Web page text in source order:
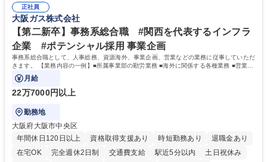
道路施設や道路工事現場の見学ツアー事業 ※入社後は上記いずれかの部門
へ配属。※業務内容変更の範囲：会社の定める業務 募集職種 【都庁グル
ープ】総合職（事務）◇残業月平均9時間未満／有給年平均16日取得
部門など多岐に渡る業務を経験できます。 ■様々なプロジェクト：駐車場
事業の他、新宿駅西口広場内に設置された照明を兼ねた広告「ブライトサ
イン」の管理運営を行うなど、事業収益を生み出す活動を積極的に行って
います。 学歴・資格 学歴：大学院 大学 高専 短大 専修学校 高校 語学力：
資格：
正社員
大阪ガス株式会社
【第二新卒】事務系総合職 #関西を代表するインフラ
企業 #ポテンシャル採用 事業企画
事務系総合職として、人事総務、資源海外、事業企画、営業などの業務に従事していただ
きます。 【業務内容の一例】■所属事業部の勤労業務 ■海外に関係する各種業務 ■営業部
門の企画スタッフ、ルート営業
月給
22万7000円以上
勤務地
大阪府大阪市中央区
年間休日120日以上
資格取得支援あり 時短勤務あり
退職金あり
在宅OK
完全週休2日制 交通費支給 駅近5分以内
土日祝休み